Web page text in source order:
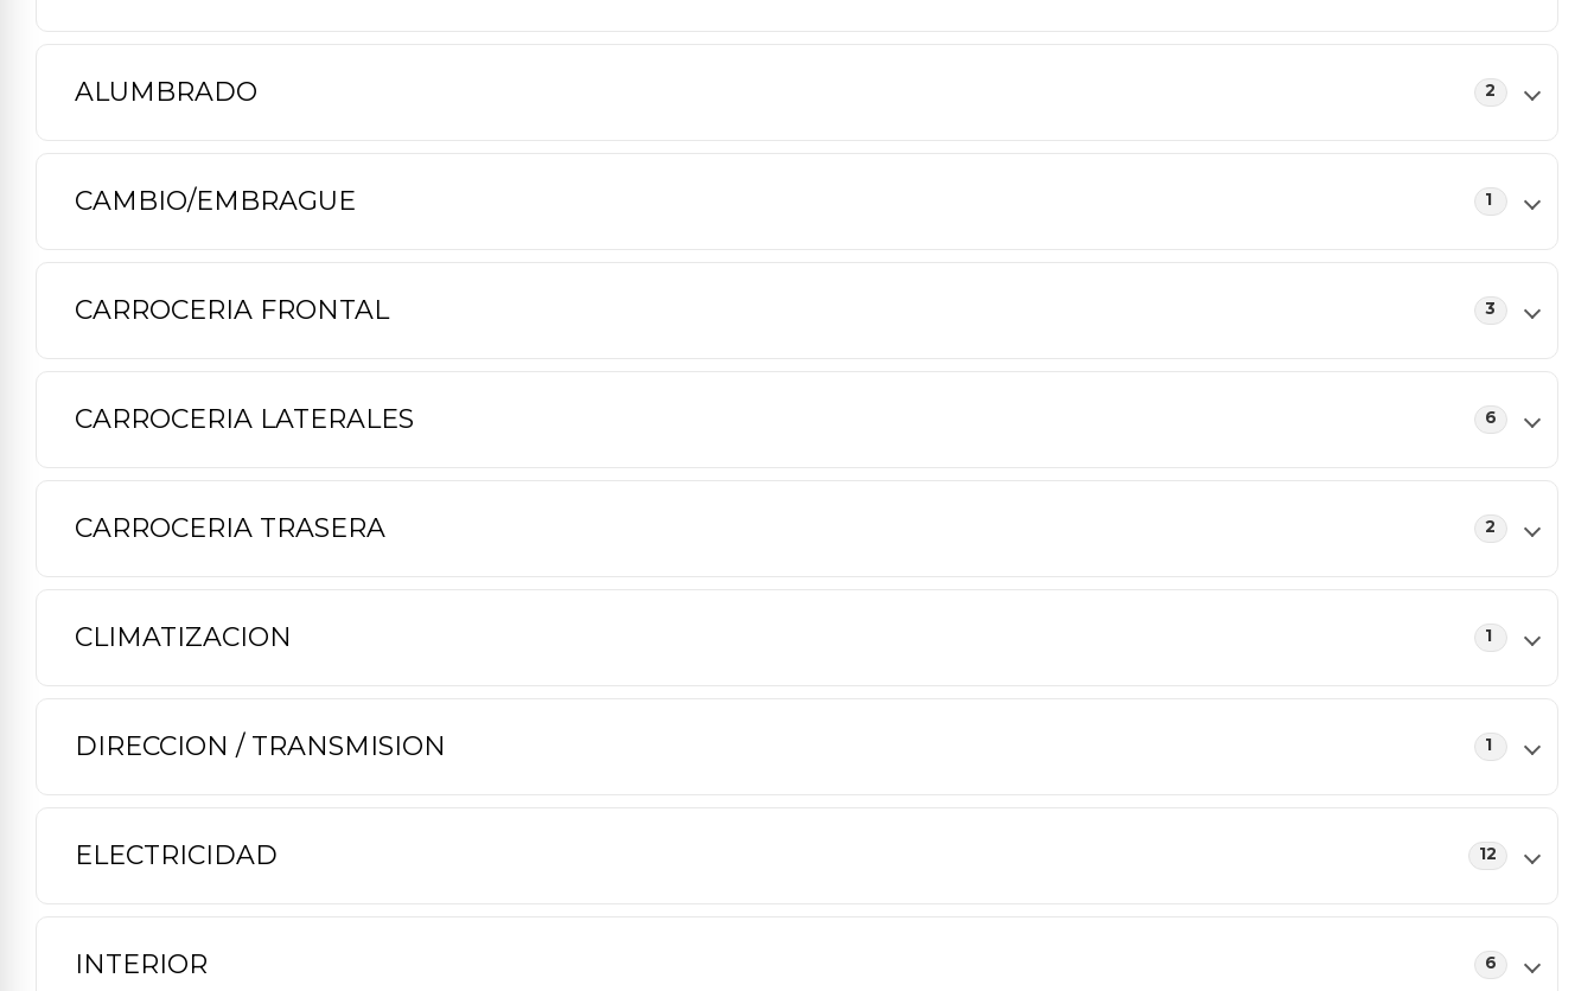
ALUMBRADO 2
CAMBIO/EMBRAGUE 1
CARROCERIA FRONTAL 3
CARROCERIA LATERALES 6
CARROCERIA TRASERA 2
CLIMATIZACION 1
DIRECCION / TRANSMISION 1
ELECTRICIDAD 12
INTERIOR 6